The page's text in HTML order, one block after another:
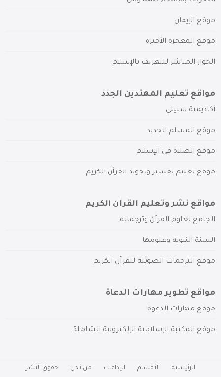
موقع الإيمان
موقع المعجزة الأخيرة
الحوار المباشر للتعريف بالإسلام
مواقع تعليم المهتدين الجدد
أكاديمية سبيلي
موقع المسلم الجديد
موقع الصلاة في الإسلام
موقع تعليم تفسير وتجويد القرآن الكريم
مواقع نشر وتعليم القرآن الكريم
الجامع لعلوم القرآن وترجماته
السنة النبوية وعلومها
موقع الترجمات الصوتية للقرآن الكريم
مواقع تطوير مهارات الدعاة
موقع مهارات الدعوة
موقع المكتبة الإسلامية الإلكترونية الشاملة
الرئيسية الأقسام الإذاعات من نحن حقوق النشر